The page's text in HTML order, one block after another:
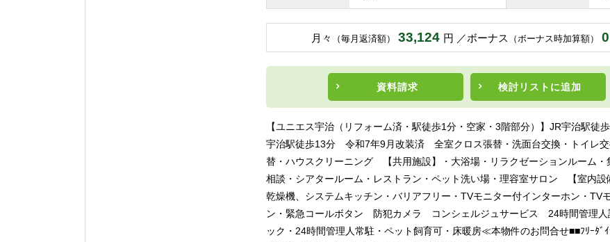
月々 （毎月返済額） 33,124 円 ボーナス （ボーナス時加算額） 0
資料請求 検討リスト に追加
【ユニエス宇治（リフォーム済・駅徒歩1分・空家・3階部分）】JR宇治駅徒
宇治駅徒歩13分 令和7年9月改装済 全室クロス張替・洗面台交換・トイレ
替・ハウスクリーニング 【共用施設】・大浴場・リラクゼーションルーム・
相談・シアタールーム・レストラン・ペット洗い場・理容室サロン 【室内設
乾燥機、システムキッチン・バリアフリー・TVモニター付インターホン・TV
ン・緊急コールボタン 防犯カメラ コンシェルジュサービス 24時間管理人
ック・24時間管理人常駐・ペット飼育可・床暖房≪本物件のお問合せ■■ﾌﾘｰﾀﾞ